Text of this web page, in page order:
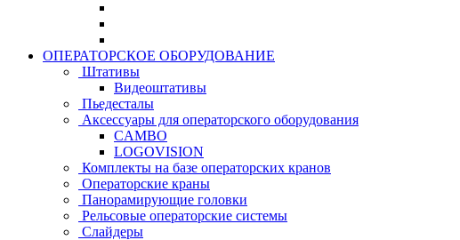
ОПЕРАТОРСКОЕ ОБОРУДОВАНИЕ
Штативы
Видеоштативы
Пьедесталы
Аксессуары для операторского оборудования
CAMBO
LOGOVISION
Комплекты на базе операторских кранов
Операторские краны
Панорамирующие головки
Рельсовые операторские системы
Слайдеры